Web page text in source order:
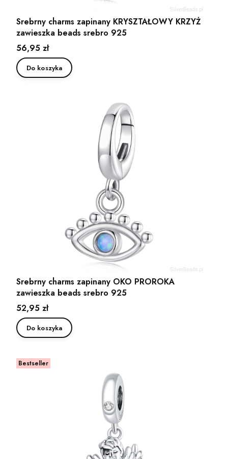
Srebrny charms zapinany KRYSZTAŁOWY KRZYŻ
zawieszka beads srebro 925
Cena
56,95 zł
Do koszyka
Srebrny charms zapinany OKO PROROKA
zawieszka beads srebro 925
Cena
52,95 zł
Do koszyka
Bestseller